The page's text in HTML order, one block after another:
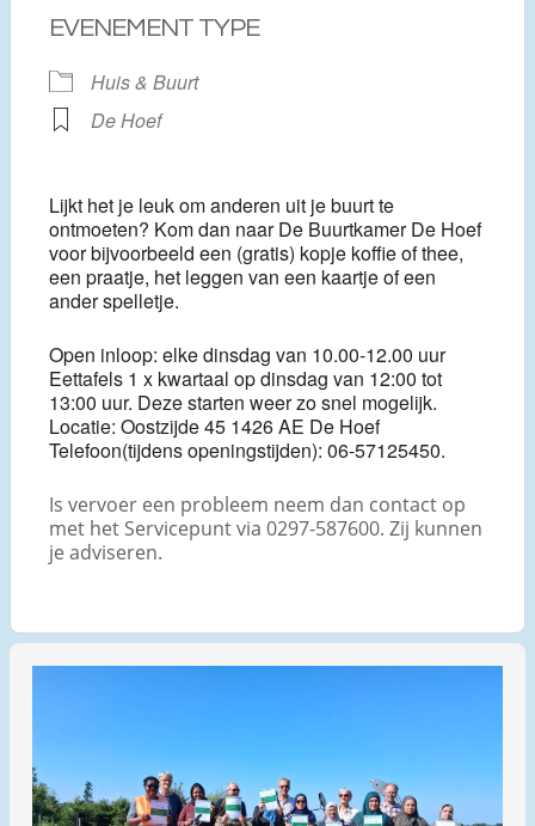
EVENEMENT TYPE
Huis & Buurt
De Hoef
Lijkt het je leuk om anderen uit je buurt te
ontmoeten? Kom dan naar De Buurtkamer De Hoef
voor bijvoorbeeld een (gratis) kopje koffie of thee,
een praatje, het leggen van een kaartje of een
ander spelletje.
Open inloop: elke dinsdag van 10.00-12.00 uur
Eettafels 1 x kwartaal op dinsdag van 12:00 tot
13:00 uur. Deze starten weer zo snel mogelijk.
Locatie: Oostzijde 45 1426 AE De Hoef
Telefoon(tijdens openingstijden): 06-57125450.
Is vervoer een probleem neem dan contact op
met het Servicepunt via 0297-587600. Zij kunnen
je adviseren.